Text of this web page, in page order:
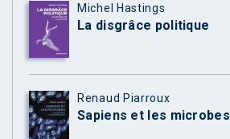
Michel Hastings
La disgrâce politique
Renaud Piarroux
Sapiens et les microbes